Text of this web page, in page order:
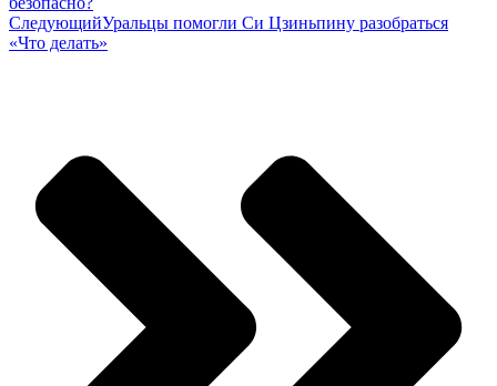
СледующийУральцы помогли Си Цзиньпину разобраться
«Что делать»